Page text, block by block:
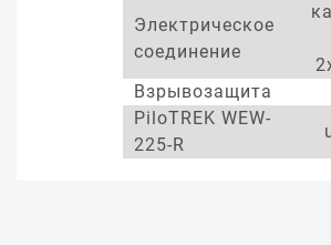
Электрическое
соединение
Взрывозащита
PiloTREK WEW-
225-R